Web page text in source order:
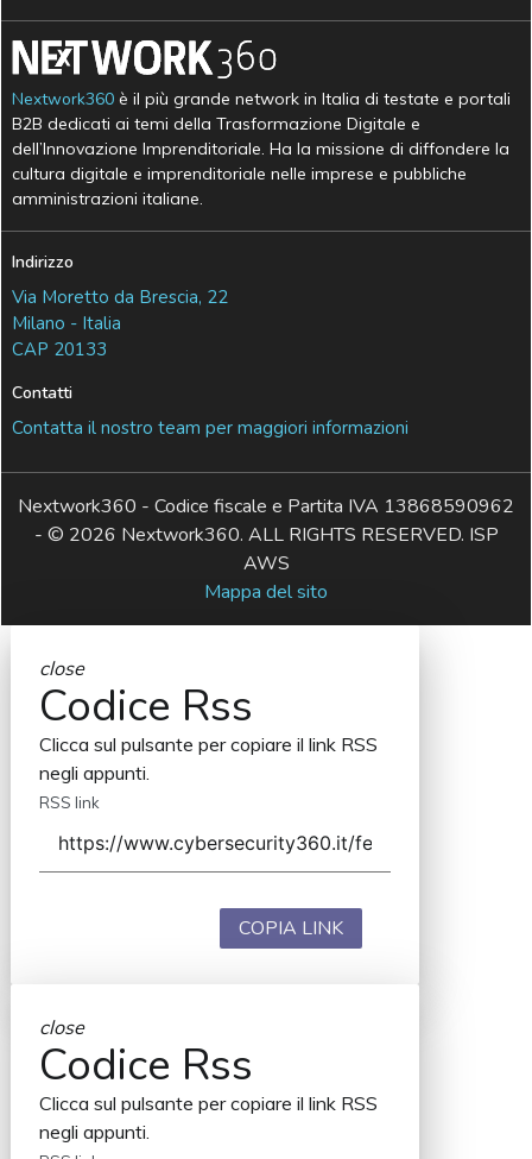
Nextwork360 è il più grande network in Italia di testate e portali
B2B dedicati ai temi della Trasformazione Digitale e
dell’Innovazione Imprenditoriale. Ha la missione di diffondere la
cultura digitale e imprenditoriale nelle imprese e pubbliche
amministrazioni italiane.
Indirizzo
Via Moretto da Brescia, 22
Milano - Italia
CAP 20133
Contatti
Contatta il nostro team per maggiori informazioni
Nextwork360 - Codice fiscale e Partita IVA 13868590962
- © 2026 Nextwork360. ALL RIGHTS RESERVED. ISP
AWS
Mappa del sito
close
Codice Rss
Clicca sul pulsante per copiare il link RSS
negli appunti.
RSS link
COPIA LINK
close
Codice Rss
Clicca sul pulsante per copiare il link RSS
negli appunti.